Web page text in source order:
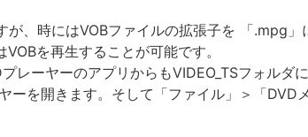
、時にはVOBファイルの拡張子を 「.mpg
を再生することが可能です。
レーヤーのアプリからもVIDEO_TSフォルダ
ーを開きます。そして「ファイル」＞「DVD